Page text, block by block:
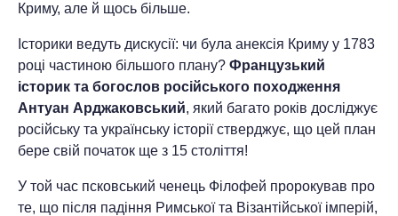
Криму, але й щось більше.
Історики ведуть дискусії: чи була анексія Криму у 1783
році частиною більшого плану? Французький
історик та богослов російського походження
Антуан Арджаковський, який багато років досліджує
російську та українську історії стверджує, що цей план
бере свій початок ще з 15 століття!
У той час псковський ченець Філофей пророкував про
те, що після падіння Римської та Візантійської імперій,